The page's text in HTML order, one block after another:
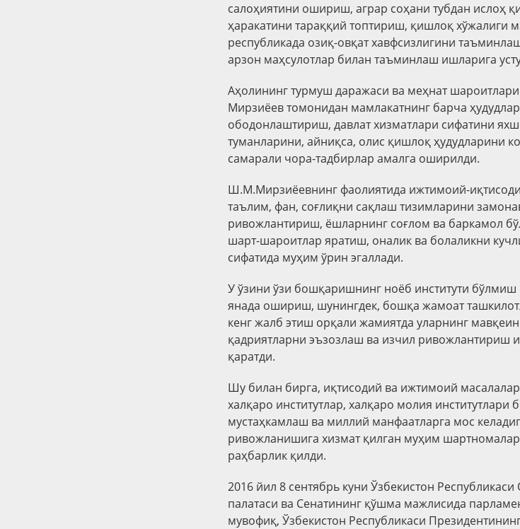
салоҳиятини ошириш, аграр соҳани тубдан ислоҳ
ҳаракатини тараққий топтириш, қишлоқ хўжалиги
республикада озиқ-овқат хавфсизлигини
арзон маҳсулотлар билан таъминлаш ишларига
Аҳолининг турмуш даражаси ва меҳнат
Мирзиёев томонидан мамлакатнинг барча
ободонлаштириш, давлат хизматлари сифатини
туманларини, айниқса, олис қишлоқ ҳудудларини
самарали чора-тадбирлар амалга оширилди.
Ш.М.Мирзиёевнинг фаолиятида ижтимоий-
таълим, фан, соғлиқни сақлаш тизимларини
ривожлантириш, ёшларнинг соғлом ва баркамол
шарт-шароитлар яратиш, оналик ва болаликни
сифатида муҳим ўрин эгаллади.
У ўзини ўзи бошқаришнинг ноёб институти
янада ошириш, шунингдек, бошқа жамоат
кенг жалб этиш орқали жамиятда уларнинг
қадриятларни эъзозлаш ва изчил ривожлантириш
қаратди.
Шу билан бирга, иқтисодий ва ижтимоий
халқаро институтлар, халқаро молия
мустаҳкамлаш ва миллий манфаатларга мос
ривожланишига хизмат қилган муҳим
раҳбарлик қилди.
2016 йил 8 сентябрь куни Ўзбекистон
палатаси ва Сенатининг қўшма мажлисида
мувофиқ, Ўзбекистон Республикаси